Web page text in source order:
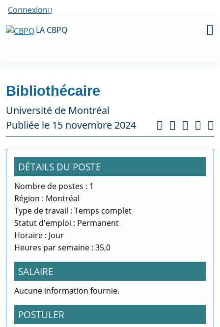
Connexion
LA CBPQ
Bibliothécaire
Université de Montréal
Publiée le 15 novembre 2024
DÉTAILS DU POSTE
Nombre de postes : 1
Région : Montréal
Type de travail : Temps complet
Statut d'emploi : Permanent
Horaire : Jour
Heures par semaine : 35,0
SALAIRE
Aucune information fournie.
POSTULER